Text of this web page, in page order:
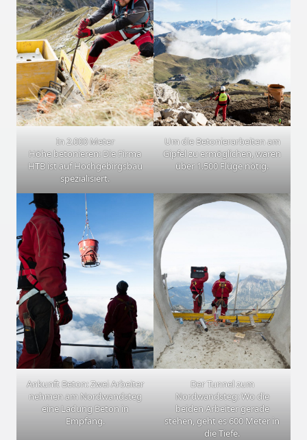
In 2.000 Meter
Höhe betonieren: Die Firma
HTB ist auf Hochgebirgsbau
spezialisiert.
Um die Betonierarbeiten am
Gipfel zu ermöglichen, waren
über 1.500 Flüge nötig.
Ankunft Beton: Zwei Arbeiter
nehmen am Nordwandsteg
eine Ladung Beton in
Empfang.
Der Tunnel zum
Nordwandsteg: Wo die
beiden Arbeiter gerade
stehen, geht es 600 Meter in
die Tiefe.